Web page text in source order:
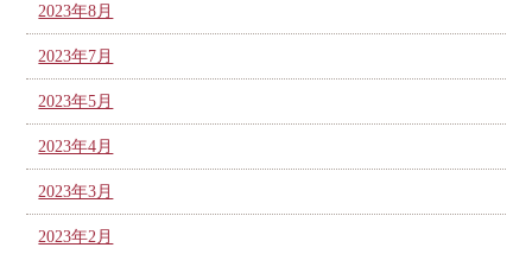
2023年8月
2023年7月
2023年5月
2023年4月
2023年3月
2023年2月